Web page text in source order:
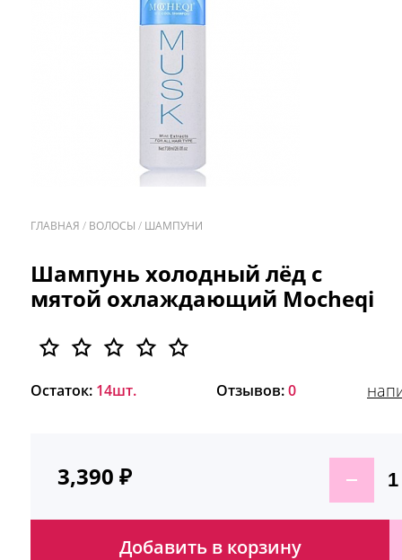
ГЛАВНАЯ / ВОЛОСЫ / ШАМПУНИ
Шампунь холодный лёд с
мятой охлаждающий Mocheqi
Остаток: 14шт. Отзывов:0
3,390 ₽
Добавить в корзину